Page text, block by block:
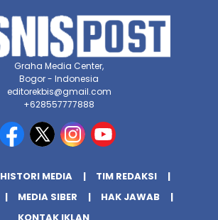
Graha Media Center,
Bogor - Indonesia
editorekbis@gmail.com
+628557777888
HISTORI MEDIA
TIM REDAKSI
MEDIA SIBER
HAK JAWAB